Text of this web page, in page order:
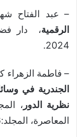
– عبد الفتاح
الرقمية
2024.
– فاطمة الزهراء
الجندرية في
نظرية الدور ،
المعاصرة، المجلد:06، العدد: 02، الجزائر، 2020.